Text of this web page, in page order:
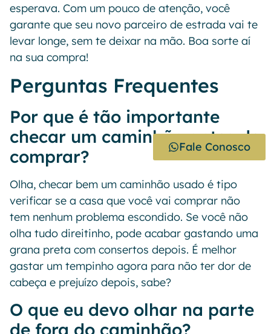
esperava. Com um pouco de atenção, você
garante que seu novo parceiro de estrada vai te
levar longe, sem te deixar na mão. Boa sorte aí
na sua compra!
Perguntas Frequentes
Por que é tão importante
checar um caminhão antes de
comprar?
Olha, checar bem um caminhão usado é tipo
verificar se a casa que você vai comprar não
tem nenhum problema escondido. Se você não
olha tudo direitinho, pode acabar gastando uma
grana preta com consertos depois. É melhor
gastar um tempinho agora para não ter dor de
cabeça e prejuízo depois, sabe?
O que eu devo olhar na parte
de fora do caminhão?
Fale Conosco